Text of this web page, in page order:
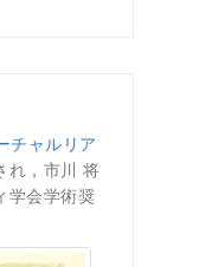
チャルリア
れ，市川 将
学会学術奨